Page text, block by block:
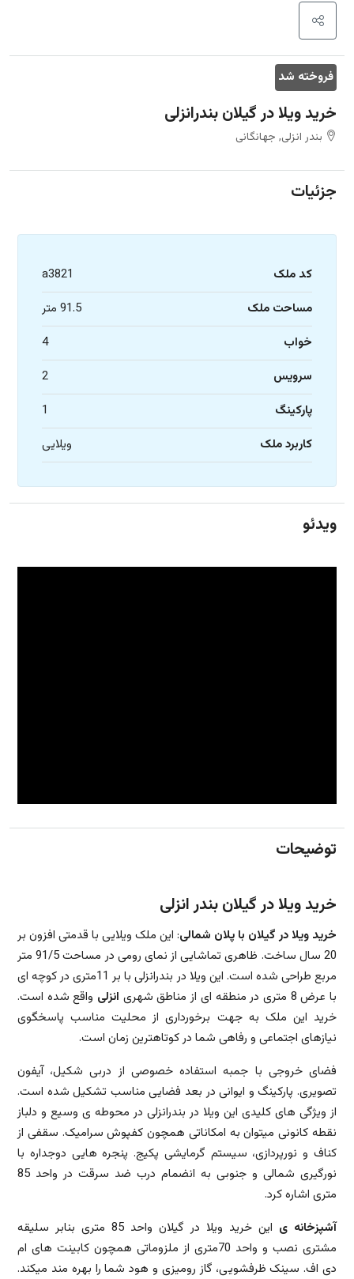
فروخته شد
خرید ویلا در گیلان بندرانزلی
بندر انزلی, جهانگانی
جزئیات
کد ملک
a3821
مساحت ملک
91.5 متر
خواب
4
سرویس
2
پارکینگ
1
کاربرد ملک
ویلایی
ویدئو
توضیحات
خرید ویلا در گیلان بندر انزلی
خرید ویلا در گیلان با پلان شمالی: این ملک ویلایی با قدمتی افزون بر
20 سال ساخت. ظاهری تماشایی از نمای رومی در مساحت 91/5 متر
مربع طراحی شده است. این ویلا در بندرانزلی با بر 11متری در کوچه ای
با عرض 8 متری در منطقه ای از مناطق شهری
انزلی واقع شده است.
خرید این ملک به جهت برخورداری از محلیت مناسب پاسخگوی
نیازهای اجتماعی و رفاهی شما در کوتاهترین زمان است.
فضای خروجی با جمبه استفاده خصوصی از دربی شکیل، آیفون
تصویری. پارکینگ و ایوانی در بعد فضایی مناسب تشکیل شده است.
از ویژگی های کلیدی این ویلا در بندرانزلی در محوطه ی وسیع و دلباز
نقطه کانونی میتوان به امکاناتی همچون کفپوش سرامیک. سقفی از
کناف و نورپردازی، سیستم گرمایشی پکیج. پنجره هایی دوجداره با
نورگیری شمالی و جنوبی به انضمام درب ضد سرقت در واحد 85
متری اشاره کرد.
آشپزخانه ی
این خرید ویلا در گیلان واحد 85 متری بنابر سلیقه
مشتری نصب و واحد 70متری از ملزوماتی همچون کابینت های ام
دی اف. سینک ظرفشویی، گاز رومیزی و هود شما را بهره مند میکند.